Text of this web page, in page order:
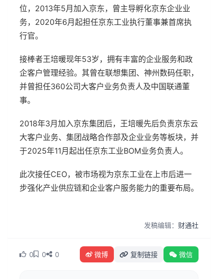
位，2013年5月加入京东，曾主导孵化京东企业业
务，2020年6月起担任京东工业执行董事兼首席执
行官。
接棒者王培暖现年53岁，拥有丰富的企业服务和政
企客户管理经验。其曾在联想集团、神州数码任职，
并曾担任360公司大客户业务负责人及中国联通董
事。
2018年3月加入京东集团后，王培暖先后负责京东云
大客户业务、集团战略合作部及企业业务等板块，并
于2025年11月起出任京东工业BOM业务负责人。
此次接任CEO，被市场视为京东工业在上市后进一
步强化产业供应链和企业客户服务能力的重要布局。
发稿编辑： 财通社
0 0 0 微博 复制链接 微信